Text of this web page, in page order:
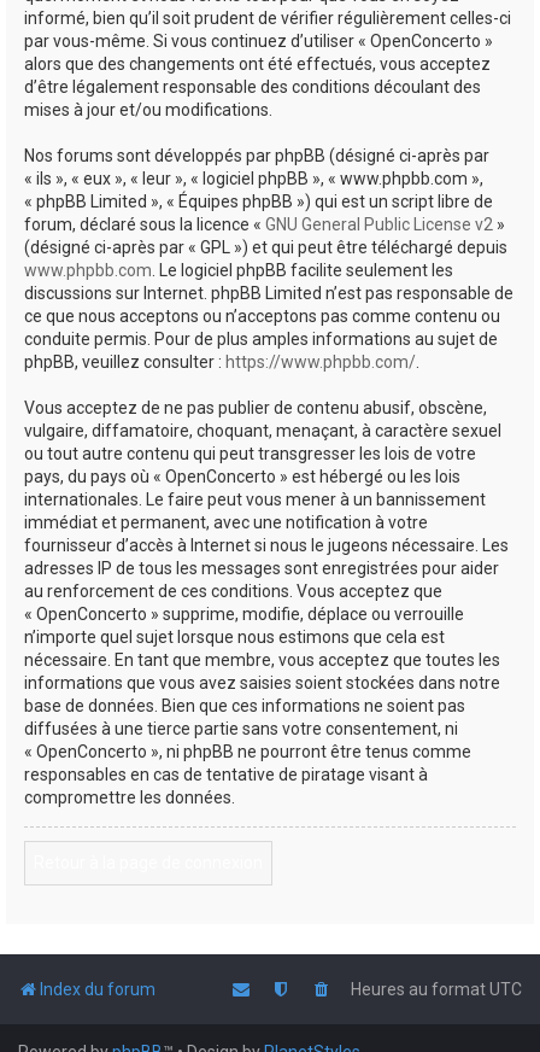
informé, bien qu’il soit prudent de vérifier régulièrement celles-ci
par vous-même. Si vous continuez d’utiliser « OpenConcerto »
alors que des changements ont été effectués, vous acceptez
d’être légalement responsable des conditions découlant des
mises à jour et/ou modifications.
Nos forums sont développés par phpBB (désigné ci-après par
« ils », « eux », « leur », « logiciel phpBB », « www.phpbb.com »,
« phpBB Limited », « Équipes phpBB ») qui est un script libre de
forum, déclaré sous la licence « GNU General Public License v2 »
(désigné ci-après par « GPL ») et qui peut être téléchargé depuis
www.phpbb.com. Le logiciel phpBB facilite seulement les
discussions sur Internet. phpBB Limited n’est pas responsable de
ce que nous acceptons ou n’acceptons pas comme contenu ou
conduite permis. Pour de plus amples informations au sujet de
phpBB, veuillez consulter : https://www.phpbb.com/.
Vous acceptez de ne pas publier de contenu abusif, obscène,
vulgaire, diffamatoire, choquant, menaçant, à caractère sexuel
ou tout autre contenu qui peut transgresser les lois de votre
pays, du pays où « OpenConcerto » est hébergé ou les lois
internationales. Le faire peut vous mener à un bannissement
immédiat et permanent, avec une notification à votre
fournisseur d’accès à Internet si nous le jugeons nécessaire. Les
adresses IP de tous les messages sont enregistrées pour aider
au renforcement de ces conditions. Vous acceptez que
« OpenConcerto » supprime, modifie, déplace ou verrouille
n’importe quel sujet lorsque nous estimons que cela est
nécessaire. En tant que membre, vous acceptez que toutes les
informations que vous avez saisies soient stockées dans notre
base de données. Bien que ces informations ne soient pas
diffusées à une tierce partie sans votre consentement, ni
« OpenConcerto », ni phpBB ne pourront être tenus comme
responsables en cas de tentative de piratage visant à
compromettre les données.
Index du forum Heures au formatUTC